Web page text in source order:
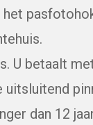
het
U betaalt
uitsluitend
dan 12